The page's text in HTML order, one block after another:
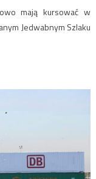
mają kursować w
Jedwabnym Szlaku